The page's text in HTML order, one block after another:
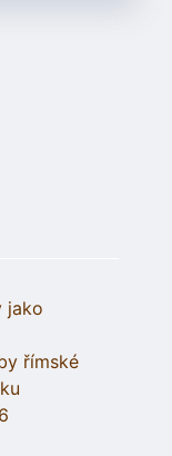
jako
římské